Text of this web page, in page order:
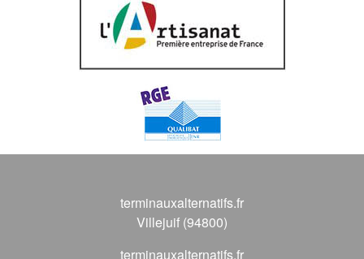
terminauxalternatifs.fr
Villejuif (94800)
terminauxalternatifs.fr